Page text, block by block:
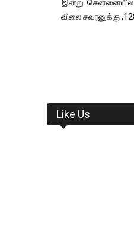
இன்று
விலை சவரனுக்கு
Like Us